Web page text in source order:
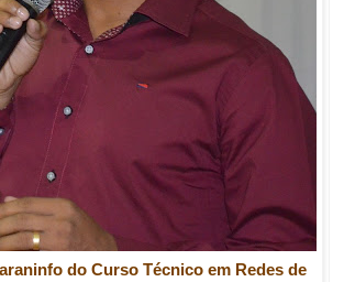
do Curso Técnico em Redes de